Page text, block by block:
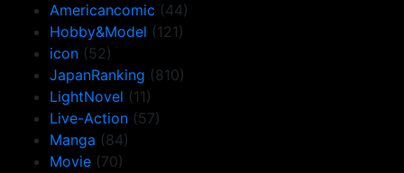
Americancomic (44)
Hobby&Model (121)
icon (52)
JapanRanking (810)
LightNovel (11)
Live-Action (57)
Manga (84)
Movie (70)